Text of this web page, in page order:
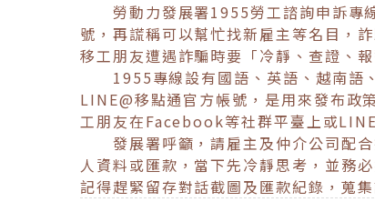
勞動力發展署1955勞工諮詢申訴專線
號，再謊稱可以幫忙找新雇主等名目，
移工朋友遭遇詐騙時要「冷靜、查證、報
1955專線設有國語、英語、越南語、
LINE@移點通官方帳號，是用來發布政
工朋友在Facebook等社群平臺上或
發展署呼籲，請雇主及仲介公司配合
人資料或匯款，當下先冷靜思考，並務
記得趕緊留存對話截圖及匯款紀錄，蒐